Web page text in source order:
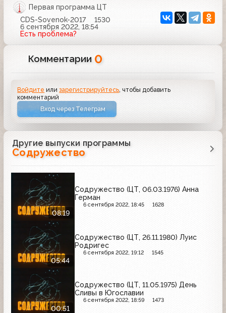
Первая программа ЦТ
CDS-Sovenok-2017
1530
6 сентября 2022, 18:54
Есть проблема?
Комментарии 0
Войдите илизарегистрируйтесь , чтобы добавить
комментарий
Вход через Телеграм
Другие выпуски программы
Содружество
08:19
Содружество (ЦТ, 06.03.1976) Анна
Герман
6 сентября 2022, 18:45 1628
05:44
Содружество (ЦТ, 26.11.1980) Луис
Родригес
6 сентября 2022, 19:12 1545
00:51
Содружество (ЦТ, 11.05.1975) День
Сливы в Югославии
6 сентября 2022, 18:59 1473